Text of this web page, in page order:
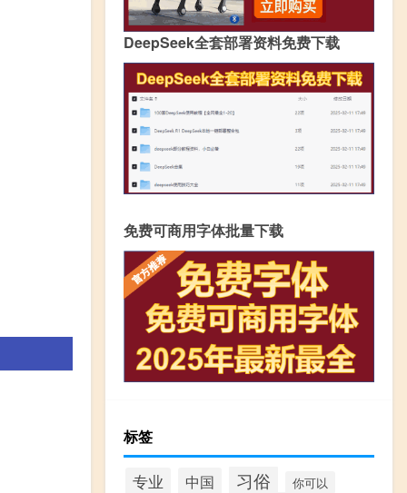
DeepSeek全套部署资料免费下载
免费可商用字体批量下载
标签
专业 中国 习俗 你可以